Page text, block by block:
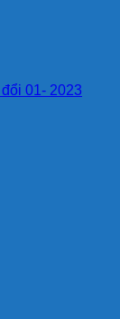
01- 2023